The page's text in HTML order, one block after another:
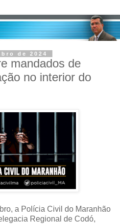
de 2024
mandados de
no interior do
a Polícia Civil do Maranhão
Regional de Codó,